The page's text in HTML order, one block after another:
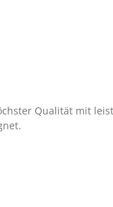
Qualität mit